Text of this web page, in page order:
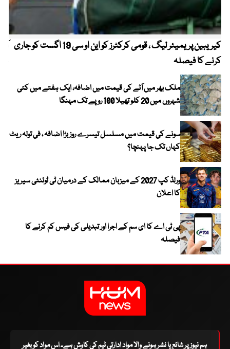
کیریبین پریمیئر لیگ ، قومی کرکٹرز کو این او سی 19 اگست کو جاری
کرنے کا فیصلہ
ملک بھر میں آٹے کی قیمت میں اضافہ، ایک ہفتے میں کئی
شہروں میں 20 کلو تھیلا 100 روپے تک مہنگا
سونے کی قیمت میں مسلسل تیسرے روز بڑا اضافہ ، فی تولہ ریٹ
کہاں تک جا پہنچا؟
ورلڈ کپ 2027 کے میزبان ممالک کے درمیان ٹی ٹوئنٹی سیریز
کا اعلان
پی ٹی اے کا ای سم کے اجرا اور تبدیلی کی فیس کم کرنے کا
فیصلہ
ہم نیوز پر شائع یا نشر ہونے والا مواد ادارتی ٹیم کی کاوش ہے۔ اس مواد کو بغیر